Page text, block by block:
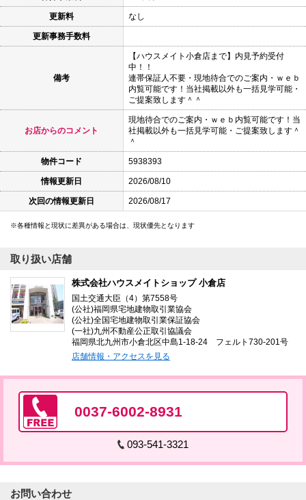
更新料 なし
更新事務手数料
備考
【ハウスメイト小倉店まで】内見予約受付
中！！
連帯保証人不要・現地待合でのご案内・ｗｅｂ
内覧可能です！当社掲載以外も一括見学可能・
ご提案致します＾＾
お店からのコメント
現地待合でのご案内・ｗｅｂ内覧可能です！当
社掲載以外も一括見学可能・ご提案致します＾
＾
物件コード 5938393
情報更新日 2026/08/10
次回の情報更新日 2026/08/17
各種情報と現状に差異がある場合は、現状優先となります
取り扱い店舗
株式会社ハウスメイトショップ 小倉店
国土交通大臣（4）第7558号
(公社)福岡県宅地建物取引業協会
(公社)全国宅地建物取引業保証協会
(一社)九州不動産公正取引協議会
福岡県北九州市小倉北区中島1-18-24 フェルト730-201号
店舗情報・アクセスを見る
0037-6002-8931
093-541-3321
お問い合わせ